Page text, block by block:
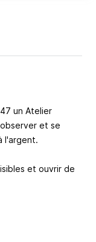
un Atelier
et se
l'argent.
et ouvrir de